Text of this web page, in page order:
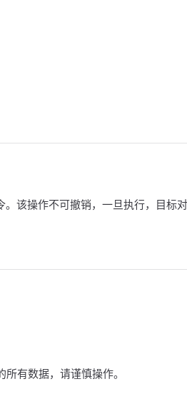
该操作不可撤销，一旦执行，目标
有数据，请谨慎操作。